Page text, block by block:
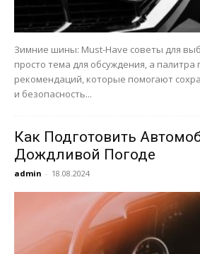
Зимние шины: Must-Have советы для
просто тема для обсуждения, а палитра
рекомендаций, которые помогают
и безопасность...
Как Подготовить
Дождливой Погоде
admin - 18.08.2024